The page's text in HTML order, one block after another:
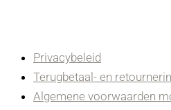
Privacybeleid
Terugbetaal- en
Algemene voorwaarden